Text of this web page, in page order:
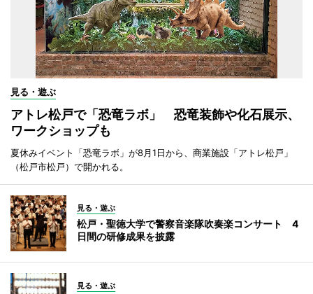
見る・遊ぶ
アトレ松戸で「恐竜ラボ」 恐竜装飾や化石展示、
ワークショップも
夏休みイベント「恐竜ラボ」が8月1日から、商業施設「アトレ松戸」
（松戸市松戸）で開かれる。
見る・遊ぶ
松戸・聖徳大学で警察音楽隊吹奏楽コンサート 4
日間の研修成果を披露
見る・遊ぶ